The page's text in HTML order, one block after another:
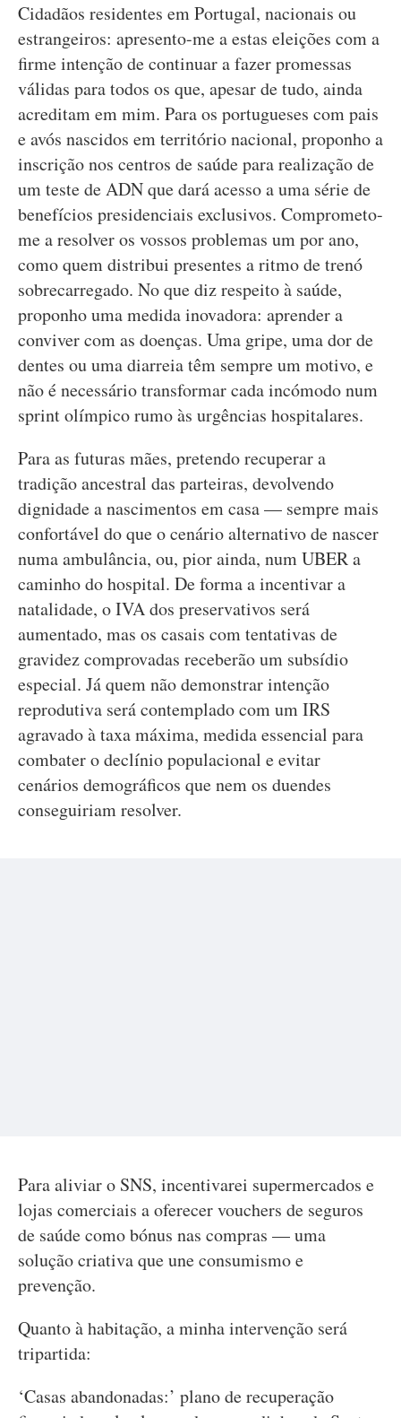
Cidadãos residentes em Portugal, nacionais ou
estrangeiros: apresento-me a estas eleições com a
firme intenção de continuar a fazer promessas
válidas para todos os que, apesar de tudo, ainda
acreditam em mim. Para os portugueses com pais
e avós nascidos em território nacional, proponho a
inscrição nos centros de saúde para realização de
um teste de ADN que dará acesso a uma série de
benefícios presidenciais exclusivos. Comprometo-
me a resolver os vossos problemas um por ano,
como quem distribui presentes a ritmo de trenó
sobrecarregado. No que diz respeito à saúde,
proponho uma medida inovadora: aprender a
conviver com as doenças. Uma gripe, uma dor de
dentes ou uma diarreia têm sempre um motivo, e
não é necessário transformar cada incómodo num
sprint olímpico rumo às urgências hospitalares.
Para as futuras mães, pretendo recuperar a
tradição ancestral das parteiras, devolvendo
dignidade a nascimentos em casa — sempre mais
confortável do que o cenário alternativo de nascer
numa ambulância, ou, pior ainda, num UBER a
caminho do hospital. De forma a incentivar a
natalidade, o IVA dos preservativos será
aumentado, mas os casais com tentativas de
gravidez comprovadas receberão um subsídio
especial. Já quem não demonstrar intenção
reprodutiva será contemplado com um IRS
agravado à taxa máxima, medida essencial para
combater o declínio populacional e evitar
cenários demográficos que nem os duendes
conseguiriam resolver.
Para aliviar o SNS, incentivarei supermercados e
lojas comerciais a oferecer vouchers de seguros
de saúde como bónus nas compras — uma
solução criativa que une consumismo e
prevenção.
Quanto à habitação, a minha intervenção será
tripartida:
‘Casas abandonadas:’ plano de recuperação